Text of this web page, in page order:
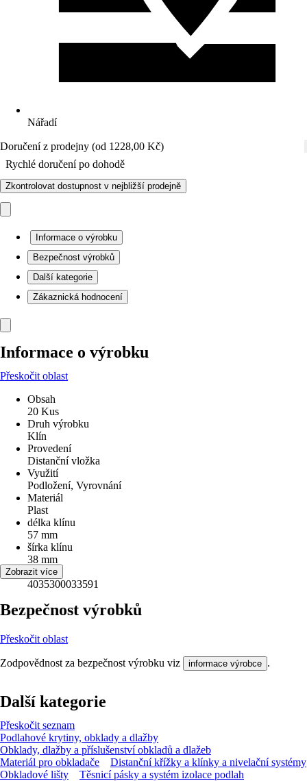
Nářadí
Doručení z prodejny (od 1228,00 Kč)
Rychlé doručení po dohodě
Zkontrolovat dostupnost v nejbližší prodejně
Informace o výrobku
Bezpečnost výrobků
Další kategorie
Zákaznická hodnocení
Informace o výrobku
Přeskočit oblast
Obsah
20 Kus
Druh výrobku
Klín
Provedení
Distanční vložka
Využití
Podložení, Vyrovnání
Materiál
Plast
délka klínu
57 mm
šírka klínu
38 mm
EAN
4035300033591
Zobrazit více
Bezpečnost výrobků
Přeskočit oblast
Zodpovědnost za bezpečnost výrobku viz informace výrobce .
Další kategorie
Přeskočit seznam
Podlahové krytiny, obklady a dlažby
Obklady, dlažby a příslušenství obkladů a dlažeb
Materiál pro obkladače
Distanční křížky a klínky a nivelační systémy
Obkladové lišty
Těsnicí pásky a systém izolace podlah